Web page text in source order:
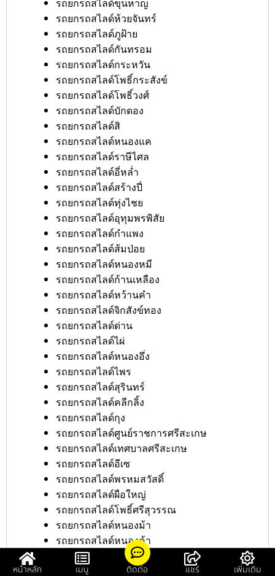
รถยกรถสไลด์ห้วยจันทร์
รถยกรถสไลด์ภูฝ้าย
รถยกรถสไลด์กันทรอม
รถยกรถสไลด์กระหวัน
รถยกรถสไลด์โพธิ์กระสังข์
รถยกรถสไลด์โพธิ์วงศ์
รถยกรถสไลด์บักดอง
รถยกรถสไลด์สิ
รถยกรถสไลด์หนองแค
รถยกรถสไลด์ราษีไศล
รถยกรถสไลด์อี่หล่ำ
รถยกรถสไลด์สร้างปี่
รถยกรถสไลด์ทุ่งไชย
รถยกรถสไลด์อุทุมพรพิสัย
รถยกรถสไลด์กำแพง
รถยกรถสไลด์ส้มป่อย
รถยกรถสไลด์หนองหมี
รถยกรถสไลด์ก้านเหลือง
รถยกรถสไลด์หว้านคำ
รถยกรถสไลด์จิกสังข์ทอง
รถยกรถสไลด์ด่าน
รถยกรถสไลด์ไผ่
รถยกรถสไลด์หนองอึ่ง
รถยกรถสไลด์ไพร
รถยกรถสไลด์สุรินทร์
รถยกรถสไลด์คลีกลิ้ง
รถยกรถสไลด์กุง
รถยกรถสไลด์ศูนย์ราชการศรีสะเกษ
รถยกรถสไลด์เทศบาลศรีสะเกษ
รถยกรถสไลด์อีเซ
รถยกรถสไลด์พรหมสวัสดิ์
รถยกรถสไลด์ผือใหญ่
รถยกรถสไลด์โพธิ์ศรีสุวรรณ
รถยกรถสไลด์หนองม้า
รถยกรถสไลด์หนองค้า
รถยกรถสไลด์โดด
รถยกรถสไลด์ตำแย
หน้าหลัก เมนู ติดต่อ แชร์ เพิ่มเติม